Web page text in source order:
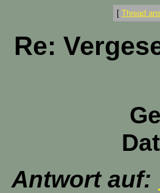
[ Thread
Re:
Antwort auf: